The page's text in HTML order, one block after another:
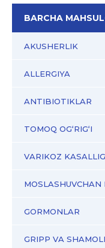
BARCHA
AKUSHERLIK
ALLERGIYA
ANTIBIOTIKLAR
TOMOQ OG‘RIG‘I
VARIKOZ
MOSLASHUVCHAN
GORMONLAR
GRIPP VA